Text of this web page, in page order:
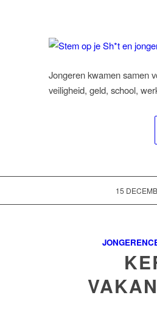
Jongeren kwamen samen
veiligheid, geld, school,
15